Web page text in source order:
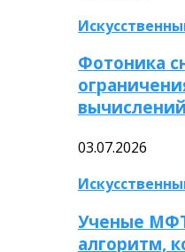
Фотоника
вычислений
03.07.2026
Ученые
алгоритм,